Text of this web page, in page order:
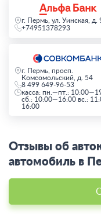
г. Пермь, ул. Уинская, д.
+74951378293
г. Пермь, просп.
Комсомольский, д. 54
8 499 649-96-53
касса: пн.—пт.:
сб.: 10:00—16:00 вс.:
16:00
Отзывы об